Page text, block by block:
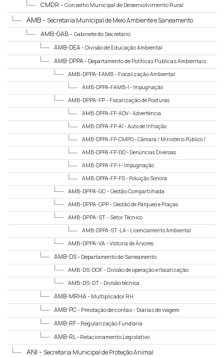
CMDR - Conselho Municipal de Desenvolvimento Rural
AMB - Secretaria Municipal de Meio Ambiente e Saneamento
AMB-GAB - Gabinete do Secretário
AMB-DEA - Divisão de Educação Ambiental
AMB-DPPA - Departamento de Políticas Públicas Ambientais
AMB-DPPA-FAMB - Fiscalização Ambiental
AMB-DPPA-FAMB-I - Impugnação
AMB-DPPA-FP - Fiscalização de Posturas
AMB-DPPA-FP-ADV -Advertência
AMB-DPPA-FP-AI -Auto de Infração
AMB-DPPA-FP-CMPO -Câmara / Ministério Público /
AMB-DPPA-FP-DD - Denúncias Diversas
AMB-DPPA-FP-I - Impugnação
AMB-DPPA-FP-PS - Poluição Sonora
AMB-DPPA-GC - Gestão Compartilhada
AMB-DPPA-GPP - Gestão de Parques e Praças
AMB-DPPA-ST - Setor Técnico
AMB-DPPA-ST-LA - Licenciamento Ambiental
AMB-DPPA-VA - Vistoria de Árvores
AMB-DS - Departamento de Saneamento
AMB-DS-DOF - Divisão de operação e fiscalização
AMB-DS-DT - Divisão técnica
AMB-MRHA - Multiplicador RH
AMB-PC - Prestação de contas - Diárias de viagem
AMB-RF - Regularização Fundiária
AMB-RL - Relacionamento Legislativo
ANI - Secretaria Municipal de Proteção Animal